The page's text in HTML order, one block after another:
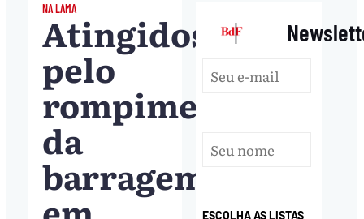
NA LAMA
Atingidos
pelo
rompimento
da
barragem
|
ESCOLHA AS LISTAS